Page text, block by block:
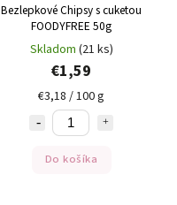
Bezlepkové Chipsy s cuketou
FOODYFREE 50g
Skladom (21 ks)
€1,59
€3,18 / 100 g
Do košíka